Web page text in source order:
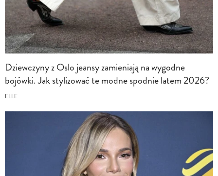
Dziewczyny z Oslo jeansy zamieniają na wygodne
bojówki. Jak stylizować te modne spodnie latem 2026?
ELLE